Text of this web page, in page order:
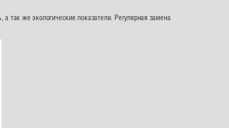
так же экологические показатели. Регулярная замена